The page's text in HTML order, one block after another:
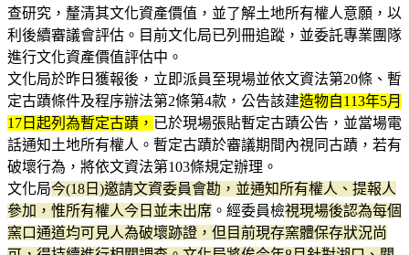
查研究，釐清其文化資產價值，並了解土地所有權人意願，以
利後續審議會評估。目前文化局已列冊追蹤，並委託專業團隊
進行文化資產價值評估中。
文化局於昨日獲報後，立即派員至現場並依文資法第20條、暫
定古蹟條件及程序辦法第2條第4款，公告該建造物自113年5月
17日起列為暫定古蹟， 已於現場張貼暫定古蹟公告，並當場電
話通知土地所有權人。暫定古蹟於審議期間內視同古蹟，若有
破壞行為，將依文資法第103條規定辦理。
文化局今(18日)邀請文資委員會勘，並通知所有權人、提報人
參加，惟所有權人今日並未出席 。經委員檢視現場後認為每個
窯口通道均可見人為破壞跡證，但目前現存窯體保存狀況尚